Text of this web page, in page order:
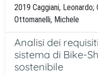
2019 Caggiani,
Ottomanelli, Michele
Analisi dei
sistema di Bike-
sostenibile